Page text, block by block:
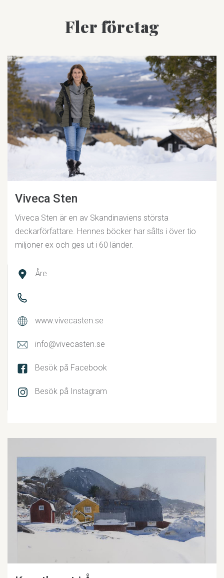
Fler företag
Viveca Sten
Viveca Sten är en av Skandinaviens största
deckarförfattare. Hennes böcker har sålts i över tio
miljoner ex och ges ut i 60 länder.
Åre
www.vivecasten.se
info@vivecasten.se
Besök på Facebook
Besök på Instagram